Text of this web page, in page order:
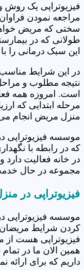
فیزیوتراپی یک
مراجعه نمودن
سختی که مریض
طولانی که در
این سبک درمانی را
در این شرایط
نتیجه مطلوب و
است. امروزه همه
مرحله ابتدایی که
منزل مریض انجام
موسسه فیزیوتراپی
که در رابطه با
در خانه فعالیت
مجموعه در حال
فیزیوتراپی در
موسسه فیزیوتراپی
کردن شرایط مریضان
فیزیوتراپی هست
همین الان ما در
داریم که برای ارائه